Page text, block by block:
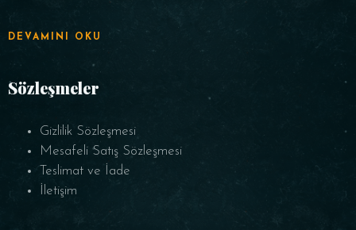
DEVAMINI OKU
Sözleşmeler
Gizlilik Sözleşmesi
Mesafeli Satış Sözleşmesi
Teslimat ve İade
İletişim